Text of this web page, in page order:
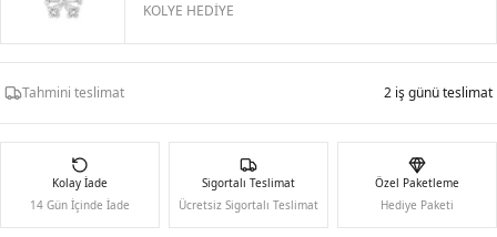
KOLYE HEDİYE
Tahmini teslimat 2 iş günü teslimat
Kolay İade
14 Gün İçinde İade
Sigortalı Teslimat
Ücretsiz Sigortalı Teslimat
Özel Paketleme
Hediye Paketi